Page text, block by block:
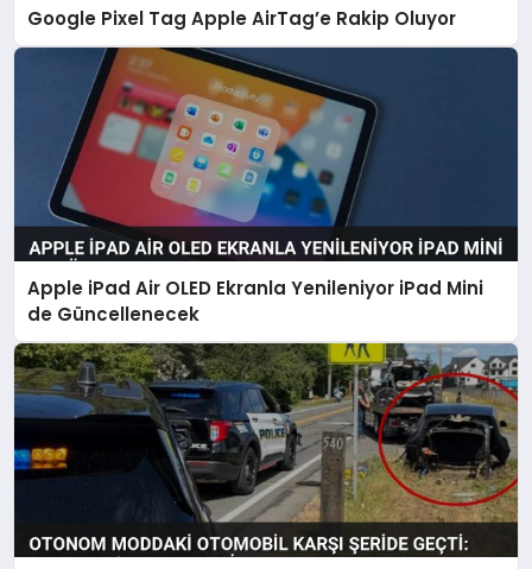
Google Pixel Tag Apple AirTag’e Rakip Oluyor
Apple iPad Air OLED Ekranla Yenileniyor iPad Mini
de Güncellenecek